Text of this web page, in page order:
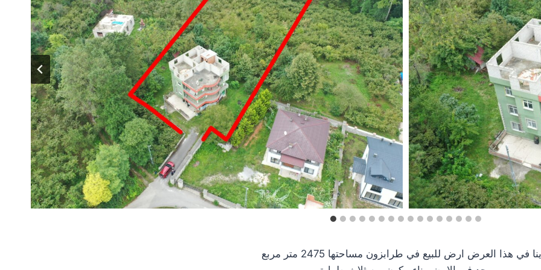
في هذا العرض ارض للبيع في طرابزون مساحتها 2475 متر مربع